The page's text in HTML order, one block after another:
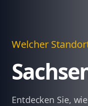
Welcher
Entdecken Sie,